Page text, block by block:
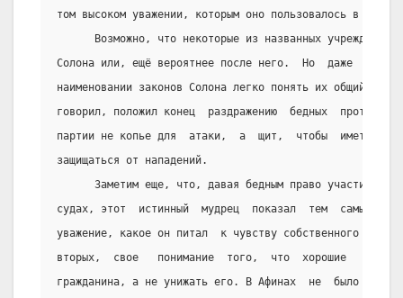
том высоком уважении, которым оно пользовалось в
Возможно, что некоторые из названных учреждений
Солона или, ещё вероятнее после него.  Но  даже  и
наименовании законов Солона легко понять их общий
говорил, положил конец  раздражению  бедных  против
партии не копье для  атаки,  а  щит,  чтобы  иметь
защищаться от нападений.
Заметим еще, что, давая бедным право участия в
судах, этот  истинный  мудрец  показал  тем  самым,
уважение, какое он питал  к чувству собственного
вторых,  свое   понимание  того,  что  хорошие
гражданина, а не унижать его. В Афинах  не  было